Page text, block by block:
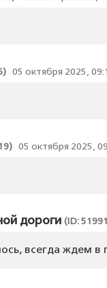
05 октября 2025,
05 октября 2025,
дороги (ID:
всегда ждем в